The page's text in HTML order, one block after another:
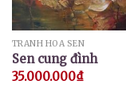
TRANH HOA SEN
Sen cung đình
35.000.000₫